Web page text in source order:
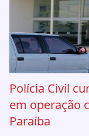
Polícia Civil
em operação
Paraíba